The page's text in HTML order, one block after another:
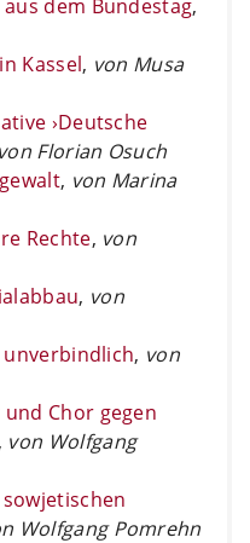
dem Bundestag,
Kassel, von Musa
›Deutsche
von Florian Osuch
, von Marina
Rechte, von
, von
unverbindlich, von
Chor gegen
, von Wolfgang
Wolfgang Pomrehn